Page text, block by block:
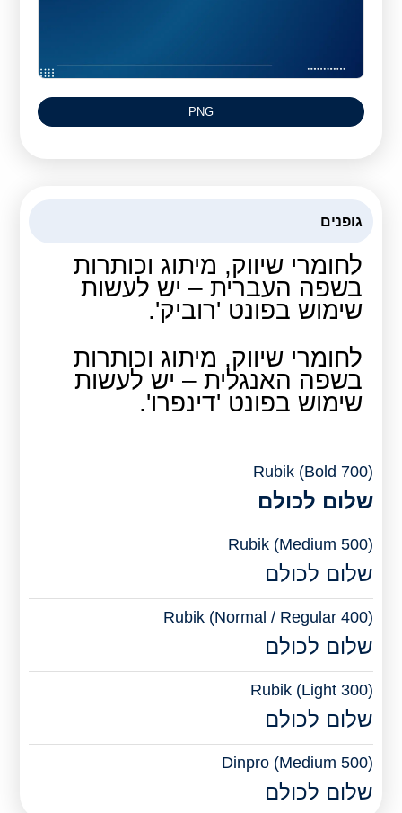
PNG
גופנים
לחומרי שיווק, מיתוג וכותרות
בשפה העברית – יש לעשות
שימוש בפונט 'רוביק'.
לחומרי שיווק, מיתוג וכותרות
בשפה האנגלית – יש לעשות
שימוש בפונט 'דינפרו'.
Rubik (Bold 700)
שלום לכולם
Rubik (Medium 500)
שלום לכולם
Rubik (Normal / Regular 400)
שלום לכולם
Rubik (Light 300)
שלום לכולם
Dinpro (Medium 500)
שלום לכולם